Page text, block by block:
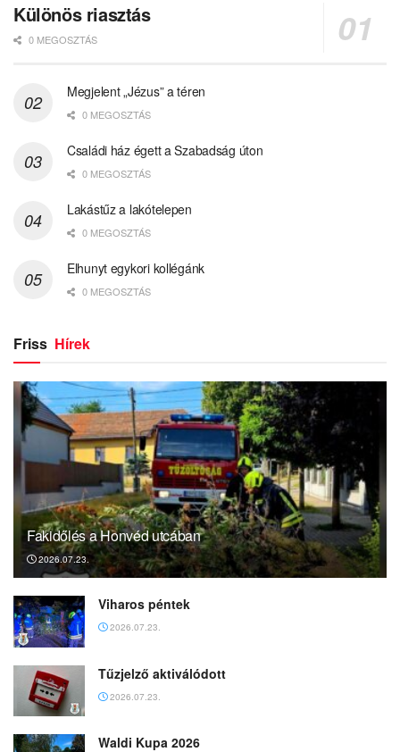
Különös riasztás
0 MEGOSZTÁS
Megjelent „Jézus” a téren
0 MEGOSZTÁS
Családi ház égett a Szabadság úton
0 MEGOSZTÁS
Lakástűz a lakótelepen
0 MEGOSZTÁS
Elhunyt egykori kollégánk
0 MEGOSZTÁS
Friss Hírek
Fakidőlés a Honvéd utcában
2026.07.23.
Viharos péntek
2026.07.23.
Tűzjelző aktiválódott
2026.07.23.
Waldi Kupa 2026